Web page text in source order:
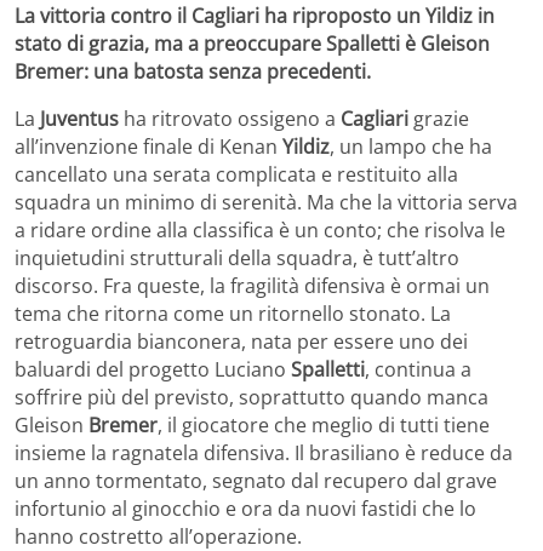
La vittoria contro il Cagliari ha riproposto un Yildiz in
stato di grazia, ma a preoccupare Spalletti è Gleison
Bremer: una batosta senza precedenti.
La Juventus ha ritrovato ossigeno a Cagliari grazie
all’invenzione finale di Kenan Yildiz, un lampo che ha
cancellato una serata complicata e restituito alla
squadra un minimo di serenità. Ma che la vittoria serva
a ridare ordine alla classifica è un conto; che risolva le
inquietudini strutturali della squadra, è tutt’altro
discorso. Fra queste, la fragilità difensiva è ormai un
tema che ritorna come un ritornello stonato. La
retroguardia bianconera, nata per essere uno dei
baluardi del progetto Luciano Spalletti, continua a
soffrire più del previsto, soprattutto quando manca
Gleison Bremer, il giocatore che meglio di tutti tiene
insieme la ragnatela difensiva. Il brasiliano è reduce da
un anno tormentato, segnato dal recupero dal grave
infortunio al ginocchio e ora da nuovi fastidi che lo
hanno costretto all’operazione.